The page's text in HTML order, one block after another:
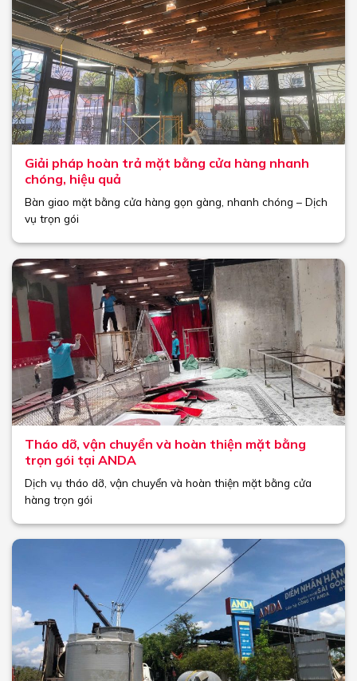
Giải pháp hoàn trả mặt bằng cửa hàng nhanh
chóng, hiệu quả
Bàn giao mặt bằng cửa hàng gọn gàng, nhanh chóng – Dịch
vụ trọn gói
Tháo dỡ, vận chuyển và hoàn thiện mặt bằng
trọn gói tại ANDA
Dịch vụ tháo dỡ, vận chuyển và hoàn thiện mặt bằng cửa
hàng trọn gói